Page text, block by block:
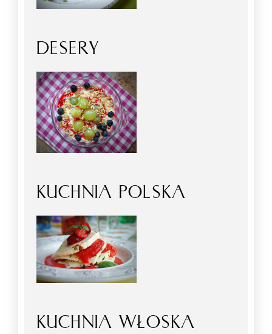
DESERY
KUCHNIA POLSKA
KUCHNIA WŁOSKA